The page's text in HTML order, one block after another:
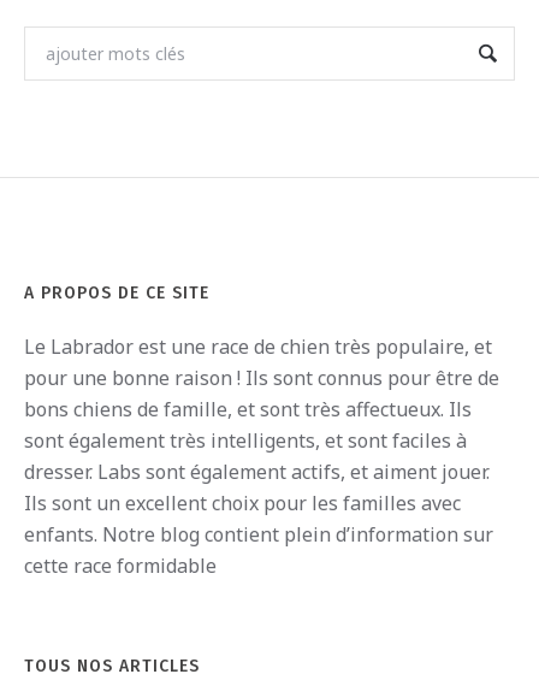
A PROPOS DE CE SITE
Le Labradorest une race de chien très populaire, et
pour une bonne raison ! Ils sontconnus pourêtre de
bons chiens de famille, etsonttrès affectueux. Ils
sontégalementtrès intelligents, etsontfaciles à
dresser. Labs sontégalementactifs, etaiment jouer.
Ils sont un excellentchoix pour les familles avec
enfants. Notre blog contient plein d’information sur
cette race formidable
TOUS NOS ARTICLES